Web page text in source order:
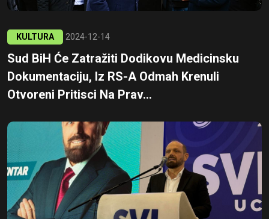
KULTURA 2024-12-14
Sud BiH Će Zatražiti Dodikovu Medicinsku
Dokumentaciju, Iz RS-A Odmah Krenuli
Otvoreni Pritisci Na Prav...